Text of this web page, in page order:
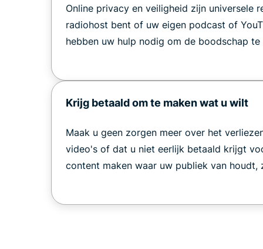
Online privacy en veiligheid zijn universele
radiohost bent of uw eigen podcast of
hebben uw hulp nodig om de boodschap te
Krijg betaald om te maken wat u wilt
Maak u geen zorgen meer over het
video's of dat u niet eerlijk betaald krijgt
content maken waar uw publiek van houdt,